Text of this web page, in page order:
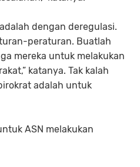
dengan deregulasi.
peraturan. Buatlah
mereka untuk melakukan
katanya. Tak kalah
adalah untuk
ASN melakukan